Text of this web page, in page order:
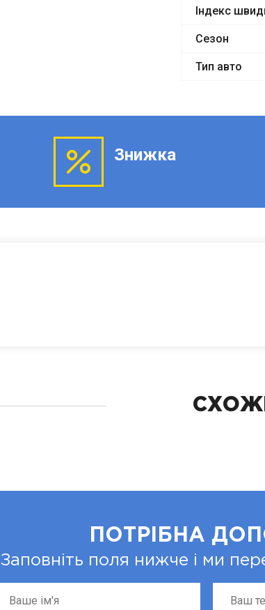
Індекс
Сезон
Тип авто
Знижка
ПОТРІБНА
Заповніть поля нижче і ми